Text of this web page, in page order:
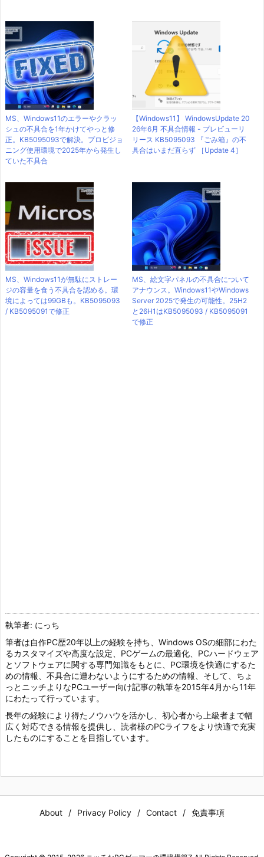
MS、Windows11のエラーやクラッ
シュの不具合を1年かけてやっと修
正。KB5095093で解決。プロビジョ
ニング使用環境で2025年から発生し
ていた不具合
【Windows11】 WindowsUpdate 20
26年6月 不具合情報 - プレビューリ
リース KB5095093 『ごみ箱』の不
具合はいまだ直らず ［Update 4］
MS、Windows11が無駄にストレー
ジの容量を食う不具合を認める。環
境によっては99GBも。KB5095093
/ KB5095091で修正
MS、絵文字パネルの不具合について
アナウンス。Windows11やWindows
Server 2025で発生の可能性。25H2
と26H1はKB5095093 / KB5095091
で修正
執筆者: にっち
筆者は自作PC歴20年以上の経験を持ち、Windows OSの細部にわた
るカスタマイズや高度な設定、PCゲームの最適化、PCハードウェア
とソフトウェアに関する専門知識をもとに、PC環境を快適にするた
めの情報、不具合に遭わないようにするための情報、そして、ちょ
っとニッチよりなPCユーザー向け記事の執筆を2015年4月から11年
にわたって行っています。
長年の経験により得たノウハウを活かし、初心者から上級者まで幅
広く対応できる情報を提供し、読者様のPCライフをより快適で充実
したものにすることを目指しています。
About Privacy Policy Contact 免責事項